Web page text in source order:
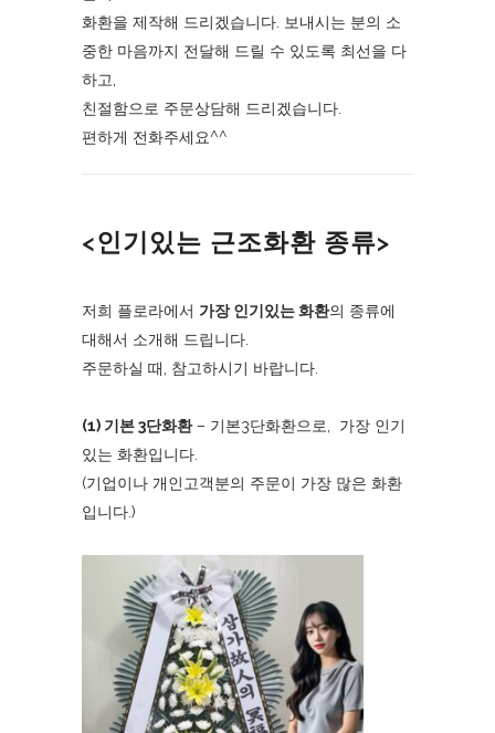
화환을 제작해 드리겠습니다. 보내시는 분의 소
중한 마음까지 전달해 드릴 수 있도록 최선을 다
하고,
친절함으로 주문상담해 드리겠습니다.
편하게 전화주세요^^
<인기있는 근조화환 종류>
저희 플로라에서 가장 인기있는 화환의 종류에
대해서 소개해 드립니다.
주문하실 때, 참고하시기 바랍니다.
(1) 기본 3단화환– 기본3단화환으로, 가장 인기
있는 화환입니다.
(기업이나 개인고객분의 주문이 가장 많은 화환
입니다.)